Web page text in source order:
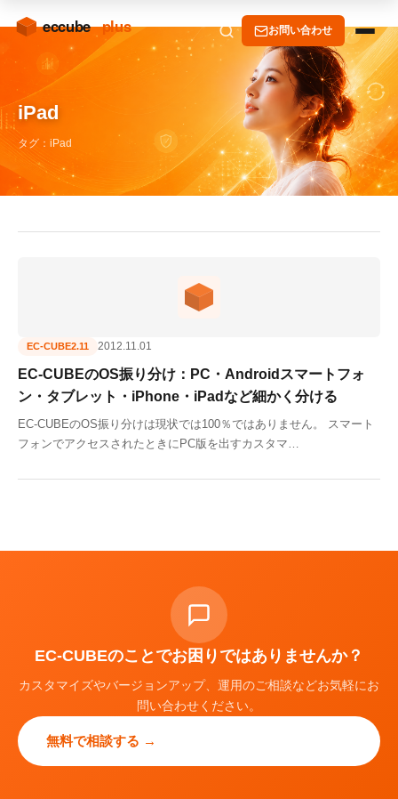
お問い合わせ
iPad
タグ：iPad
EC-CUBE2.11 2012.11.01
EC-CUBEのOS振り分け：PC・Androidスマートフォ
ン・タブレット・iPhone・iPadなど細かく分ける
EC-CUBEのOS振り分けは現状では100％ではありません。 スマート
フォンでアクセスされたときにPC版を出すカスタマ…
EC-CUBEのことでお困りではありませんか？
カスタマイズやバージョンアップ、運用のご相談などお気軽にお
問い合わせください。
無料で相談する →